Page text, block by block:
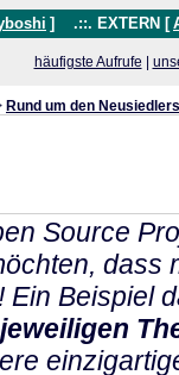
] .::. EXTERN [
häufigste Aufrufe
Rund um den
Source
dass
Ein Beispiel
jeweiligen